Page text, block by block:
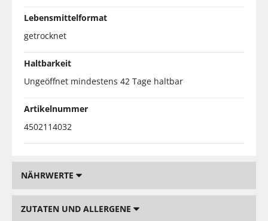
Lebensmittelformat
getrocknet
Haltbarkeit
Ungeöffnet mindestens 42 Tage haltbar
Artikelnummer
4502114032
NÄHRWERTE
ZUTATEN UND ALLERGENE